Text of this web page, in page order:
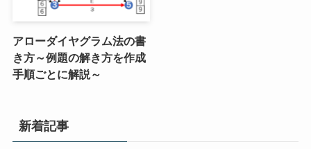
アローダイヤグラム法の書
き方～例題の解き方を作成
手順ごとに解説～
新着記事